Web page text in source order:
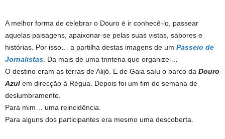
A melhor forma de celebrar o Douro é ir conhecê-lo, passear
aquelas paisagens, apaixonar-se pelas suas vistas, sabores e
histórias. Por isso… a partilha destas imagens de um Passeio de
Jornalistas . Da mais de uma trintena que organizei…
O destino eram as terras de Alijó. E de Gaia saíu o barco da Douro
Azul em direcção à Régua. Depois foi um fim de semana de
deslumbramento.
Para mim… uma reincidência.
Para alguns dos participantes era mesmo uma descoberta.